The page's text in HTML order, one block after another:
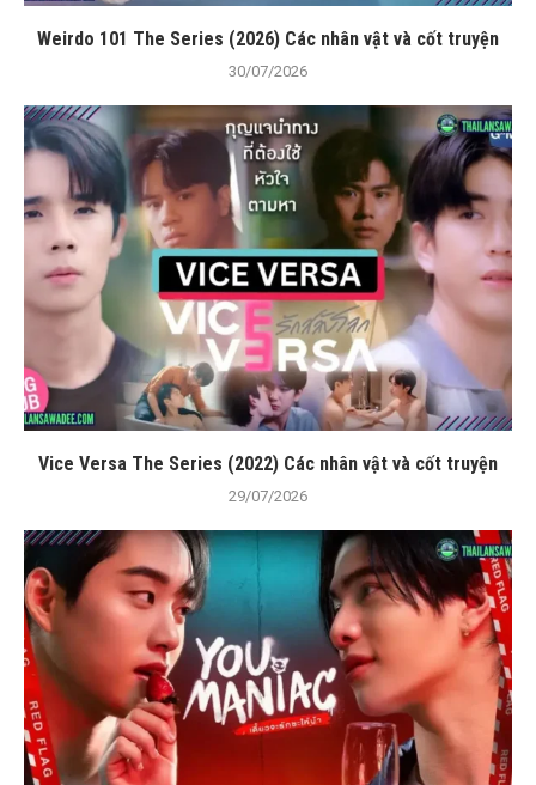
Weirdo 101 The Series (2026) Các nhân vật và cốt truyện
30/07/2026
Vice Versa The Series (2022) Các nhân vật và cốt truyện
29/07/2026